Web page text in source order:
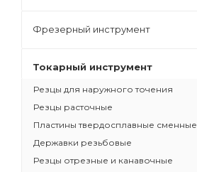
Фрезерный инструмент
Токарный инструмент
Резцы для наружного точения
Резцы расточные
Пластины твердосплавные сменные
Державки резьбовые
Резцы отрезные и канавочные